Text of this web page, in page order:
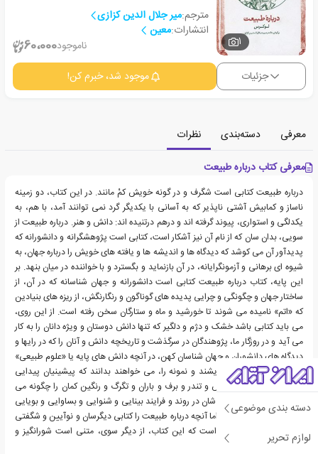
دسته بندی موضوعی
لوازم تحریر
1
مترجم:میر جلال الدین کزازی
انتشارات:معین
ناموجود60،000
جزئیات موجود شد، خبرم کن!
معرفی دسته‌بندی
نظرات
معرفی کتاب درباره طبیعت
درباره طبیعت کتابی است شگرف و در گونه خویش کمْ مانند. در این کتاب، دو زمینه
ناساز و کمابیش آشتی ناپذیر که به آسانی با یکدیگر گرد نمی توانند آمد، با هم، به
یکدلگی و استواری، پیوند گرفته اند و درهم درتنیده اند: دانش و هنر. درباره طبیعت از
سویی، بدان سان که از نام آن نیز آشکار است، کتابی است پژوهشگرانه و دانشورانه که
پدیدآور آن می کوشد که دیدگاه ها و اندیشه ها و یافته های خویش را درباره جهان، به
شیوه ای برهانی و آزمونگرایانه، در آن بازنماید و بگسترد و با خواننده در میان بنهد. بر
این پایه، کتاب درباره طبیعت کتابی است دانشورانه و جهان شناسانه که در آن، از
ساختار جهان و چگونگی و چرایی پدیده های گوناگون و رنگارنگش، از ریزه های بنیادین
که «اتم» نامیده می شوند تا خورشید و ماه و ستارگان سخن رفته است. از این روی،
می باید کتابی باشد خشک و دژم و دلگیر که تنها دانش دوستان و ویژه دانان را به کار
می آید و در روزگار ما، پژوهندگان در سرگذشت و تاریخچه دانش و آنان را که در رایها و
دیدگاه های دانشوران و جهان شناسان کهن، در آنچه دانش های پایه یا «علوم طبیعی»
نامیده می شود، می اندیشند و نمونه را، می خواهند بدانند که پیشینیان پیدایی
پدیده هایی مانند آذرخش و تندر و برف و باران و تگرگ و رنگین کمان را چگونه می
گزارده اند یا رای و دیدگاه شان در روند و فرایند بینایی و شنوایی و بساوایی و بویایی
و چشایی چه بوده است. اما آنچه درباره طبیعت را کتابی دیگرسان و نوآیین و شگفتی
انگیز گردانیده است، آن است که این کتاب، از دیگر سوی، متنی است شورانگیز و
پندارخیز و شاعرانه.